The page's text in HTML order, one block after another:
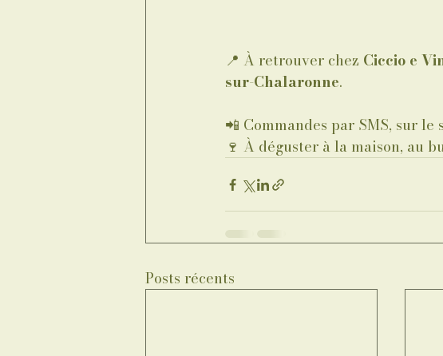
📍 À retrouver chez Ciccio e
sur-Chalaronne.
📲 Commandes par SMS, sur
🍷 À déguster à la maison, au
Posts récents